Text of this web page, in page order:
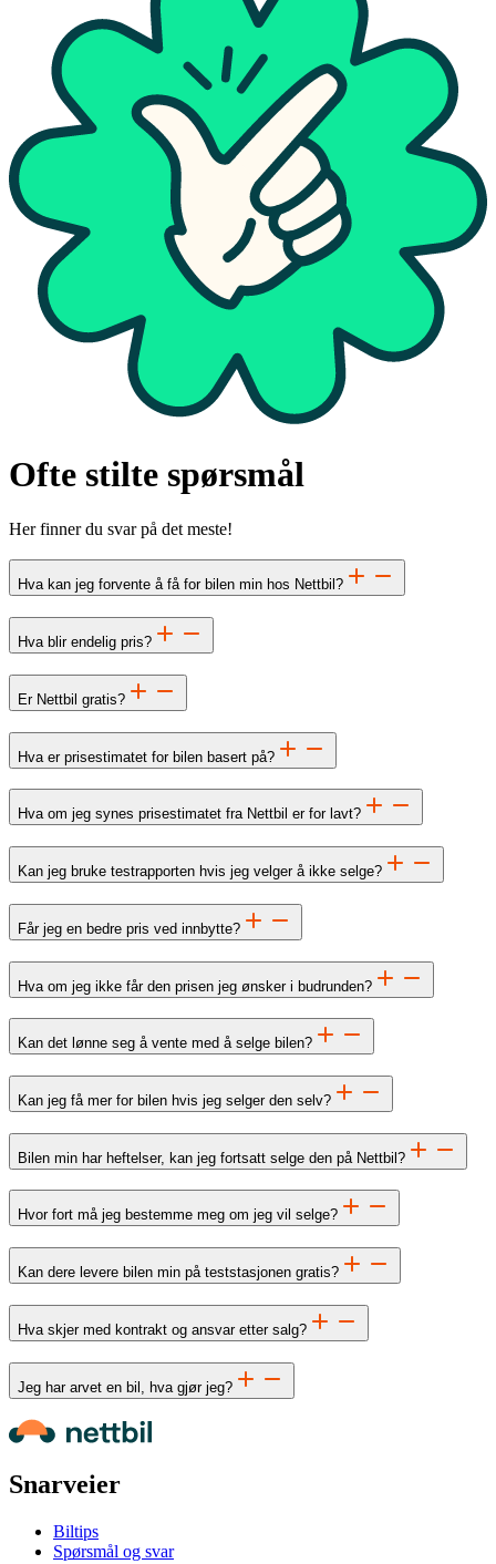
Ofte stilte spørsmål
Her finner du svar på det meste!
Hva kan jeg forvente å få for bilen min hos Nettbil?
Hva blir endelig pris?
Er Nettbil gratis?
Hva er prisestimatet for bilen basert på?
Hva om jeg synes prisestimatet fra Nettbil er for lavt?
Kan jeg bruke testrapporten hvis jeg velger å ikke selge?
Får jeg en bedre pris ved innbytte?
Hva om jeg ikke får den prisen jeg ønsker i budrunden?
Kan det lønne seg å vente med å selge bilen?
Kan jeg få mer for bilen hvis jeg selger den selv?
Bilen min har heftelser, kan jeg fortsatt selge den på Nettbil?
Hvor fort må jeg bestemme meg om jeg vil selge?
Kan dere levere bilen min på teststasjonen gratis?
Hva skjer med kontrakt og ansvar etter salg?
Jeg har arvet en bil, hva gjør jeg?
Snarveier
Biltips
Spørsmål og svar